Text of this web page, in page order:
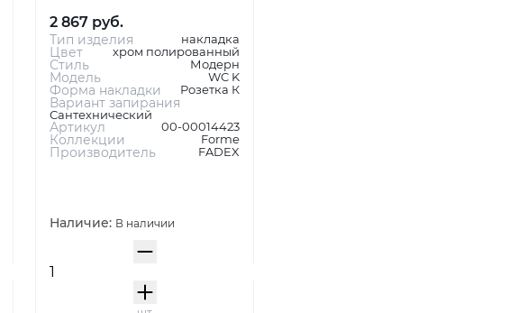
2 867 руб.
Тип изделия накладка
Цвет хром полированный
Стиль Модерн
Модель WC K
Форма накладки Розетка К
Вариант запирания
Сантехнический
Артикул 00-00014423
Коллекции Forme
Производитель FADEX
Наличие: В наличии